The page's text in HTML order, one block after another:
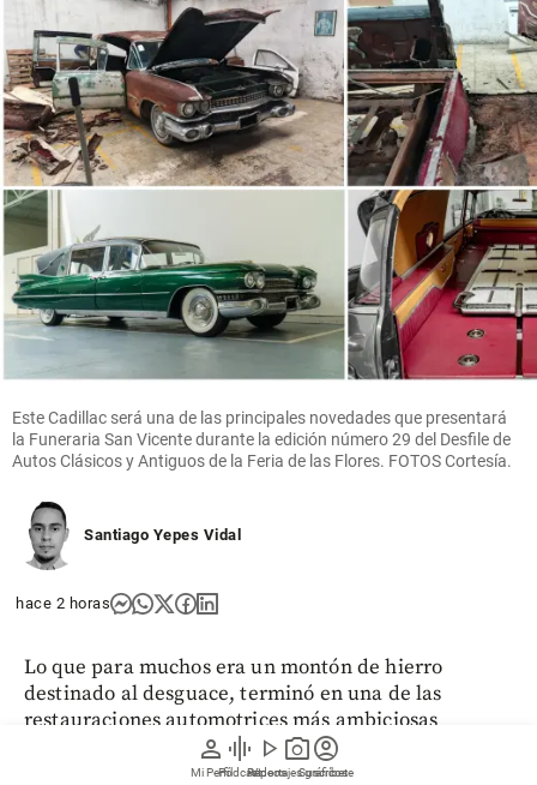
person
Mi Perfil
graphic_eq
Pódcast
play_arrow
Videos
photo_camera
Reportajes gráficos
account_circle
Suscríbete
Este Cadillac será una de las principales novedades que presentará
la Funeraria San Vicente durante la edición número 29 del Desfile de
Autos Clásicos y Antiguos de la Feria de las Flores. FOTOS Cortesía.
Santiago Yepes Vidal
hace 2 horas
Lo que para muchos era un montón de hierro
destinado al desguace, terminó en una de las
restauraciones automotrices más ambiciosas
Medellínen los últimos años. Un
Cadillac funerario de 1959, adquirido en Estados